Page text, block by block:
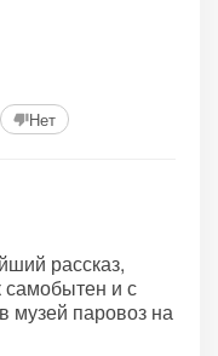
Нет
рассказ,
самобытен и с
музей паровоз на